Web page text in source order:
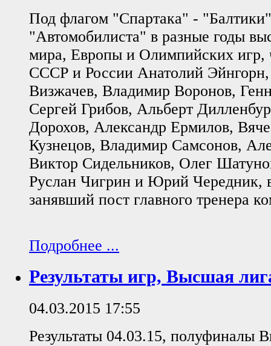
Под флагом "Спартака" -
"Автомобилиста" в разные годы
мира, Европы и Олимпийских игр,
СССР и России Анатолий
Визжачев, Владимир Воронов,
Сергей Грибов, Альберт
Дорохов, Александр Ермилов,
Кузнецов, Владимир Самсонов,
Виктор Сидельников, Олег
Руслан Чигрин и Юрий Чередник,
занявший пост главного тренера
Подробнее ...
Результаты игр, Высшая
04.03.2015 17:55
Результаты 04.03.15, полуфиналы